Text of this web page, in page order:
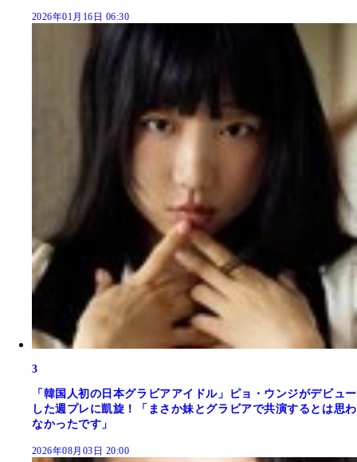
2026年01月16日 06:30
3
「韓国人初の日本グラビアアイドル」ピョ・ウンジがデビュー
した週プレに凱旋！「まさか妹とグラビアで共演するとは思わ
なかったです」
2026年08月03日 20:00